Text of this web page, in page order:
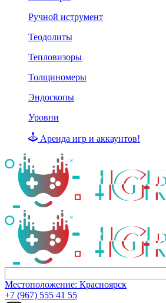
Ручной иструмент
Теодолиты
Тепловизоры
Толщиномеры
Эндоскопы
Уровни
Аренда игр и аккаунтов!
Местоположение: Красноярск
+7 (967) 555 41 55